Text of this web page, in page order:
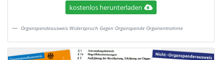
kostenlos herunterladen
Organspendeausweis Widerspruch Gegen Organspende Organentnahme